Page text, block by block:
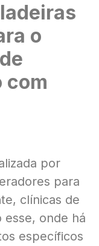
o
com
por
para
clínicas de
esse, onde há
específicos